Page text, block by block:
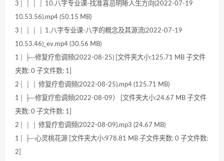
3│ │ │ │ 10.八字专业课-找准喜忌明晰人生方向(2022-07-19
10.53.56).mp4 (50.15 MB)
3│ │ │ │ 1.八字专业课-八字的概念及其源流(2022-07-19
10.53.46)_ev.mp4 (30.56 MB)
1│ ├─修复疗愈调频(2022-08-25) [文件夹大小:125.71 MB 子文件
夹数: 0 子文件数: 1]
2│ │ │ 修复疗愈调频(2022-08-25).mp4 (125.71 MB)
1│ ├─修复疗愈调频(2022-08-09） [文件夹大小:24.67 MB 子文件
夹数: 0 子文件数: 1]
2│ │ │ 修复疗愈调频(2022-08-09).mp3 (24.67 MB)
1│ ├─心灵桃花源 [文件夹大小:978.81 MB 子文件夹数: 0 子文件数:
2]